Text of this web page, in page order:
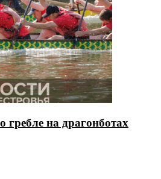
на драгонботах